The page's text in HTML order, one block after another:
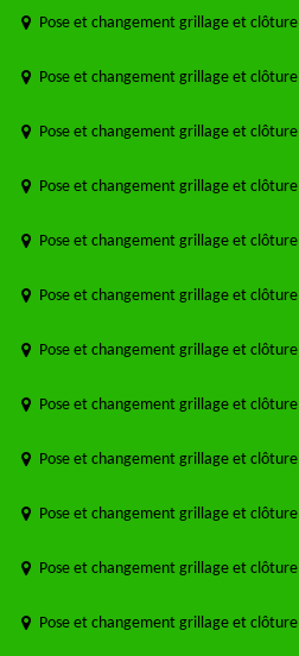
Pose et changement grillage et clôture
Pose et changement grillage et clôture
Pose et changement grillage et clôture
Pose et changement grillage et
Pose et changement grillage et clôture
Pose et changement grillage et
Pose et changement grillage et
Pose et changement grillage et
Pose et changement grillage et clôture
Pose et changement grillage et
Pose et changement grillage et
Pose et changement grillage et